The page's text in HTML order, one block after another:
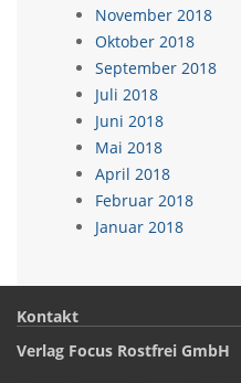
November 2018
Oktober 2018
September 2018
Juli 2018
Juni 2018
Mai 2018
April 2018
Februar 2018
Januar 2018
Kontakt
Verlag Focus Rostfrei GmbH